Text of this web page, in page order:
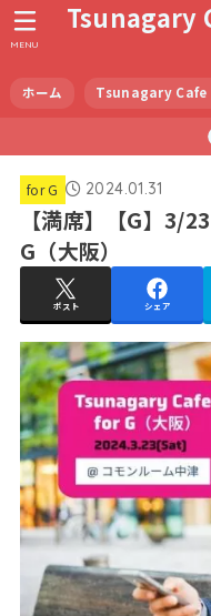
Tsunagary
ホーム Tsunagary Cafe
MENU
for G 2024.01.31
【満席】【G】3/
G（大阪）
ポスト シェア